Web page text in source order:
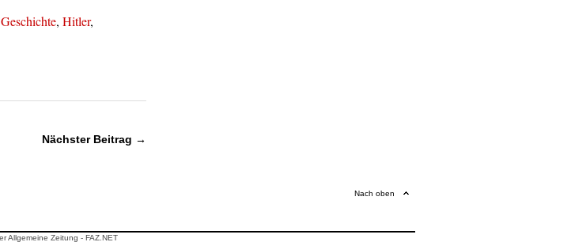
Geschichte, Hitler,
Nächster Beitrag →
Nach oben